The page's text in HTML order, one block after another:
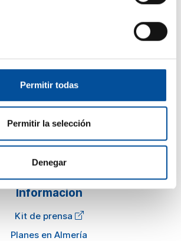
Permitir todas
Permitir la selección
Denegar
Sun&Blue
El congreso
Turismo y Economía Azul
Actualidad
Preguntas frecuentes
Información
Kit de prensa
Planes en Almería